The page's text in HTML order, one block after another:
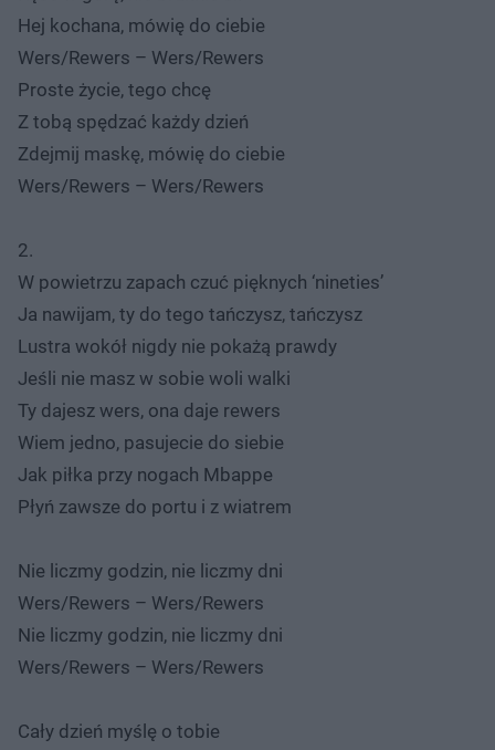
Hej kochana, mówię do ciebie
Wers/Rewers – Wers/Rewers
Proste życie, tego chcę
Z tobą spędzać każdy dzień
Zdejmij maskę, mówię do ciebie
Wers/Rewers – Wers/Rewers
2.
W powietrzu zapach czuć pięknych ‘nineties’
Ja nawijam, ty do tego tańczysz, tańczysz
Lustra wokół nigdy nie pokażą prawdy
Jeśli nie masz w sobie woli walki
Ty dajesz wers, ona daje rewers
Wiem jedno, pasujecie do siebie
Jak piłka przy nogach Mbappe
Płyń zawsze do portu i z wiatrem
Nie liczmy godzin, nie liczmy dni
Wers/Rewers – Wers/Rewers
Nie liczmy godzin, nie liczmy dni
Wers/Rewers – Wers/Rewers
Cały dzień myślę o tobie